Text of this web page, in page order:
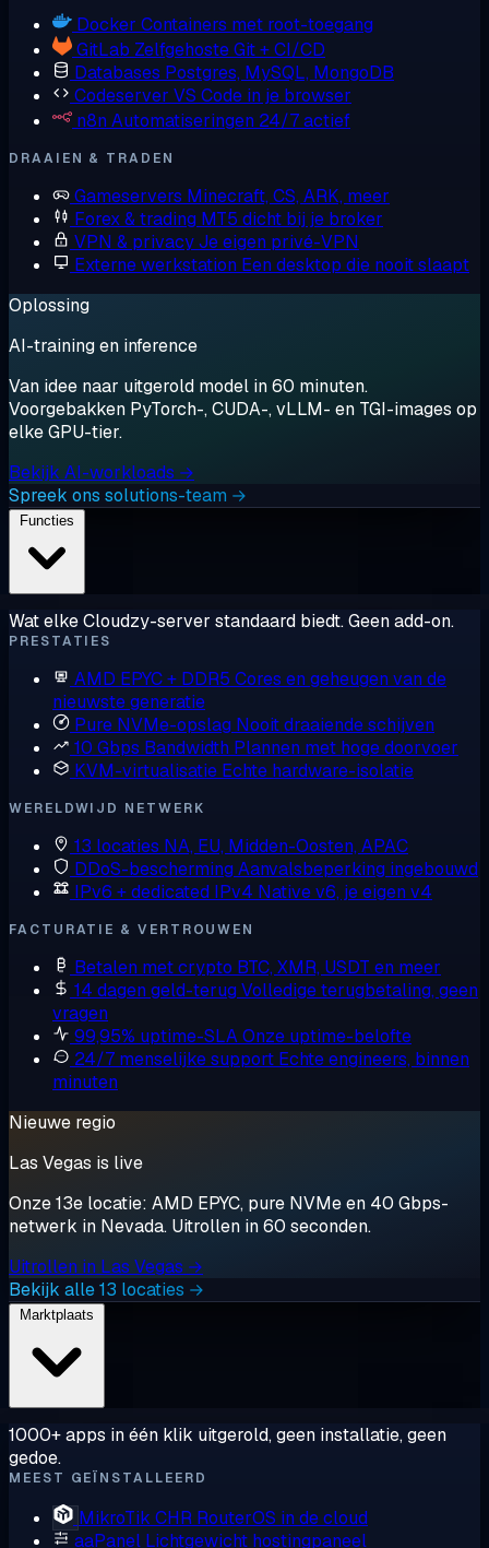
Docker Containers met root-toegang
GitLab Zelfgehoste Git + CI/CD
Databases Postgres, MySQL, MongoDB
Codeserver VS Code in je browser
n8n Automatiseringen 24/7 actief
DRAAIEN & TRADEN
Gameservers Minecraft, CS, ARK, meer
Forex & trading MT5 dicht bij je broker
VPN & privacyJe eigen privé-VPN
Externe werkstation Een desktop die nooit slaapt
Oplossing
AI-training en inference
Van idee naar uitgerold model in 60 minuten.
Voorgebakken PyTorch-, CUDA-, vLLM- en TGI-images op
elke GPU-tier.
Bekijk AI-workloads →
Spreek ons solutions-team →
Wat elke Cloudzy-server standaard biedt. Geen add-on.
PRESTATIES
AMD EPYC + DDR5 Cores en geheugen van de
nieuwste generatie
Pure NVMe-opslag Nooit draaiende schijven
10 Gbps Bandwidth Plannen met hoge doorvoer
KVM-virtualisatie Echte hardware-isolatie
WERELDWIJD NETWERK
13 locaties NA, EU, Midden-Oosten, APAC
DDoS-bescherming Aanvalsbeperking ingebouwd
IPv6 + dedicated IPv4 Native v6, je eigen v4
FACTURATIE & VERTROUWEN
Betalen met crypto BTC, XMR, USDT en meer
14 dagen geld-terug Volledige terugbetaling, geen
vragen
99,95% uptime-SLAOnze uptime-belofte
24/7 menselijke support Echte engineers, binnen
minuten
Nieuwe regio
Las Vegas is live
Onze 13e locatie: AMD EPYC, pure NVMe en 40 Gbps-
netwerk in Nevada. Uitrollen in 60 seconden.
Uitrollen in Las Vegas →
Bekijk alle 13 locaties →
1000+ apps in één klik uitgerold, geen installatie, geen
gedoe.
MEEST GEÏNSTALLEERD
MikroTik CHR RouterOS in de cloud
aaPanel Lichtgewicht hostingpaneel